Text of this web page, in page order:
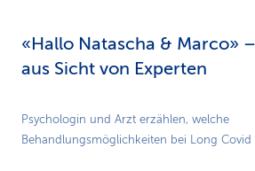
«Hallo Natascha & Marco»
aus Sicht von Experten
Play
Video
Psychologin und Arzt erzählen, welche
Behandlungsmöglichkeiten bei Long